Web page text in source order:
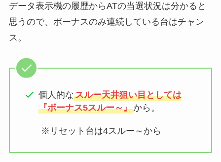
データ表示機の履歴からATの当選状況は分かると
思うので、ボーナスのみ連続している台はチャン
ス。
個人的なスルー天井狙い目としては
『ボーナス5スルー～』から。
※リセット台は4スルー～から